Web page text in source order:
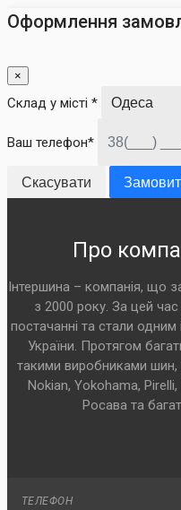
Оформлення
×
Склад у місті *
Ваш телефон*
Скасувати
Про
Інтершина – компанія, що
з 2000 року. За цей
постачанні та стали одним
України. Протягом
такими виробниками шин,
Nokian, Yokohama,
Росава та
ТЕЛЕФОН